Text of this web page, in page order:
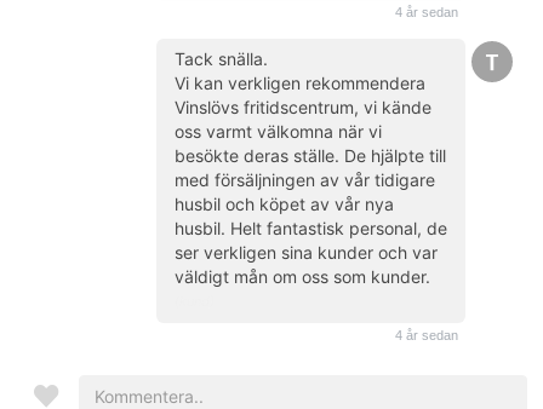
4 år sedan
Tack snälla.
Vi kan verkligen rekommendera
Vinslövs fritidscentrum, vi kände
oss varmt välkomna när vi
besökte deras ställe. De hjälpte till
med försäljningen av vår tidigare
husbil och köpet av vår nya
husbil. Helt fantastisk personal, de
ser verkligen sina kunder och var
väldigt mån om oss som kunder.
4 år sedan